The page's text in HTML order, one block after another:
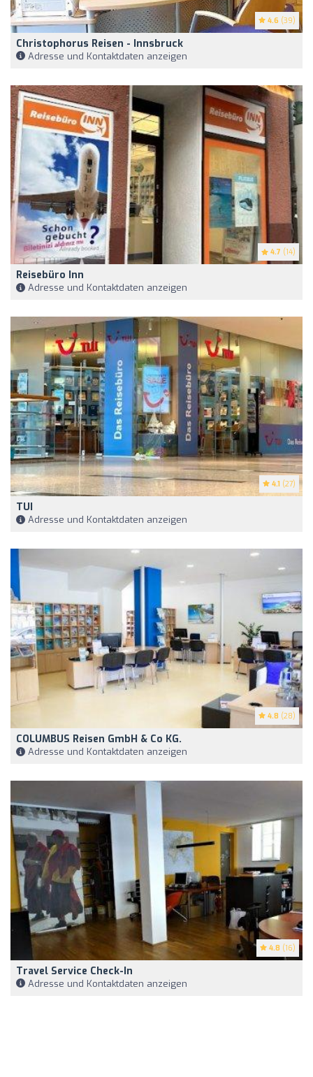
4.6 (39)
Christophorus Reisen - Innsbruck
Adresse und Kontaktdaten anzeigen
4.7 (14)
Reisebüro Inn
Adresse und Kontaktdaten anzeigen
4.1 (27)
TUI
Adresse und Kontaktdaten anzeigen
4.8 (28)
COLUMBUS Reisen GmbH & Co KG.
Adresse und Kontaktdaten anzeigen
4.8 (16)
Travel Service Check-In
Adresse und Kontaktdaten anzeigen